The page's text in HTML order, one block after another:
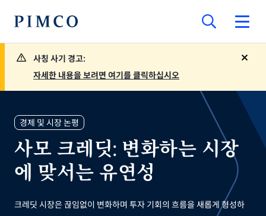
사칭 사기 경고:
자세한 내용을 보려면 여기를 클릭하십시오
경제 및 시장 논평
사모 크레딧: 변화하는 시장
에 맞서는 유연성
크레딧 시장은 끊임없이 변화하며 투자 기회의 흐름을 새롭게 형성하